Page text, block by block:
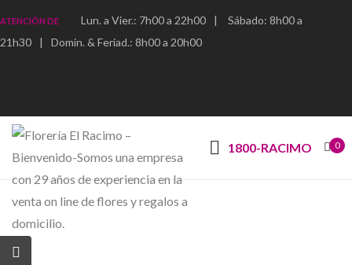
ATENCIÓN DE Lun. a Vier.: 7h00 a 22h00 |
Sábado: 8h00 a
21h30
| Domin. & Feriad.: 8h00 a 20h00
1800-RACIMO 0